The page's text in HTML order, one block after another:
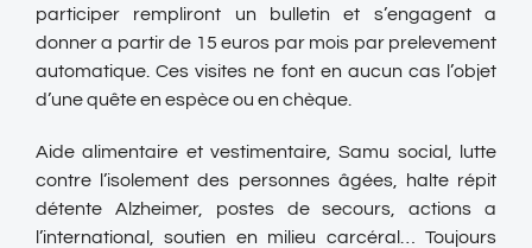
participer rempliront un bulletin et s’engagent a
donner a partir de 15 euros par mois par prelevement
automatique. Ces visites ne font en aucun cas l’objet
d’une quête en espèce ou en chèque.
Aide alimentaire et vestimentaire, Samu social, lutte
contre l’isolement des personnes âgées, halte répit
détente Alzheimer, postes de secours, actions a
l’international, soutien en milieu carcéral… Toujours